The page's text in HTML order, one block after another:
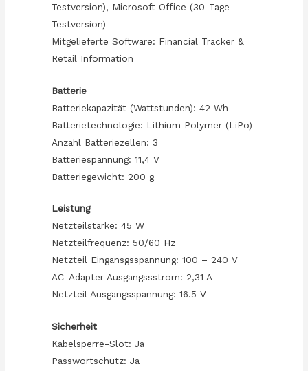
Testversion), Microsoft Office (30-Tage-
Testversion)
Mitgelieferte Software: Financial Tracker &
Retail Information
Batterie
Batteriekapazität (Wattstunden): 42 Wh
Batterietechnologie: Lithium Polymer (LiPo)
Anzahl Batteriezellen: 3
Batteriespannung: 11,4 V
Batteriegewicht: 200 g
Leistung
Netzteilstärke: 45 W
Netzteilfrequenz: 50/60 Hz
Netzteil Eingansgsspannung: 100 – 240 V
AC-Adapter Ausgangssstrom: 2,31 A
Netzteil Ausgangsspannung: 16.5 V
Sicherheit
Kabelsperre-Slot: Ja
Passwortschutz: Ja